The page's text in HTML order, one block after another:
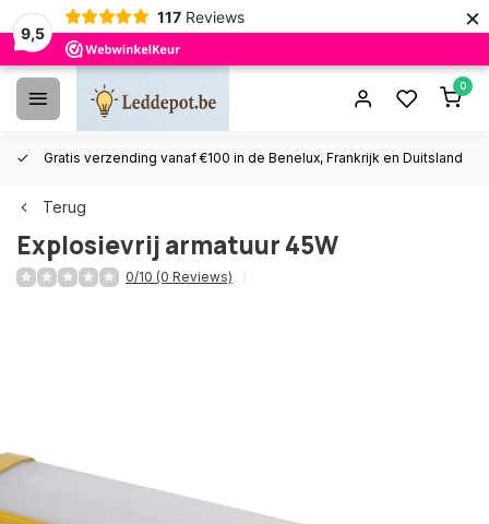
9,5
117 Reviews ×
0
Gratis verzending vanaf €100 in de Benelux, Frankrijk en Duitsland
Terug
Explosievrij armatuur 45W
0/10 (0 Reviews)